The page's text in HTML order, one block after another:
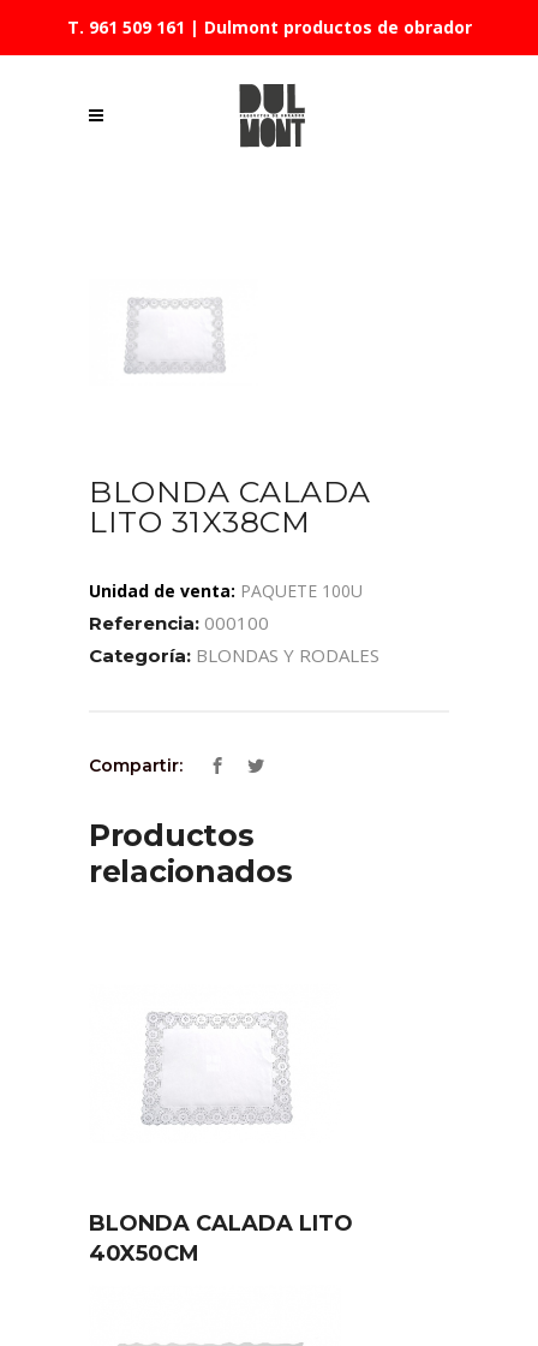
T. 961 509 161 | Dulmont productos de obrador
BLONDA CALADA
LITO 31X38CM
Unidad de venta: PAQUETE 100U
Referencia: 000100
Categoría: BLONDAS Y RODALES
Compartir:
Productos
relacionados
BLONDA CALADA LITO
40X50CM